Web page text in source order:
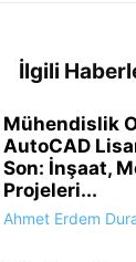
İlgili
Mühendislik
AutoCAD
Son: İnşaat,
Projeleri...
Ahmet Erdem